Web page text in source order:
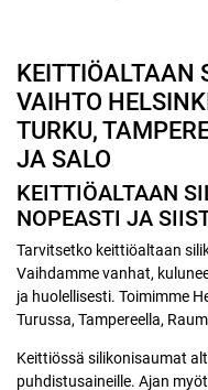
KEITTIÖALTAAN
VAIHTO
TURKU,
JA SALO
KEITTIÖALTAAN
NOPEASTI JA
Tarvitsetko keittiöaltaan
Vaihdamme vanhat,
ja huolellisesti. Toimimme
Turussa, Tampereella,
Keittiössä silikonisaumat
puhdistusaineille. Ajan